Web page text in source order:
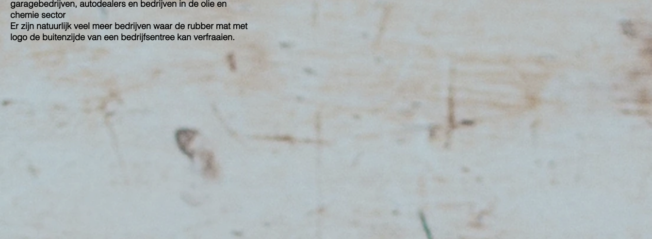
garagebedrijven, autodealers en bedrijven in de olie en
chemie sector
Er zijn natuurlijk veel meer bedrijven waar de rubber mat met
logo de buitenzijde van een bedrijfsentree kan verfraaien.